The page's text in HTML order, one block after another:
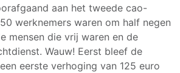
aan het tweede cao-
werknemers waren om half negen
mensen die vrij waren en de
Wauw! Eerst bleef de
eerste verhoging van 125 euro